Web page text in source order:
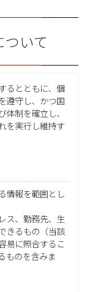
いて
るとともに、個
遵守し、かつ国
制を確立し、
を実行し維持す
情報を範囲とし
ス、勤務先、生
きるもの（当該
易に照合するこ
ものを含みま